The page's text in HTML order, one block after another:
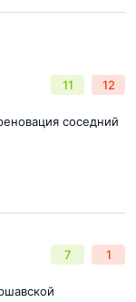
11 12
соседний
7 1